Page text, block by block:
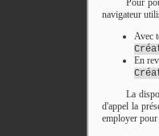
Pour
navigateur
Avec
En
La
d'appel la
employer